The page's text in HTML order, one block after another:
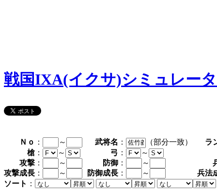
戦国IXA(イクサ)シミュレー
Ｎｏ ： ～ 武将名 ： （部分一致）
ラ
槍 ： ～ 弓 ：
～
攻撃 ： ～ 防御 ： ～
攻撃成長 ： ～ 防御成長 ： ～
兵法
ソート ：